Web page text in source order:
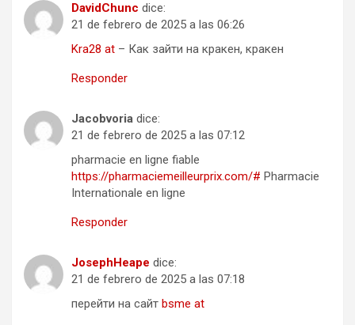
DavidChunc dice:
21 de febrero de 2025 a las 06:26
Kra28 at – Как зайти на кракен, кракен
Responder
Jacobvoria dice:
21 de febrero de 2025 a las 07:12
pharmacie en ligne fiable
https://pharmaciemeilleurprix.com/# Pharmacie
Internationale en ligne
Responder
JosephHeape dice:
21 de febrero de 2025 a las 07:18
перейти на сайт bsme at